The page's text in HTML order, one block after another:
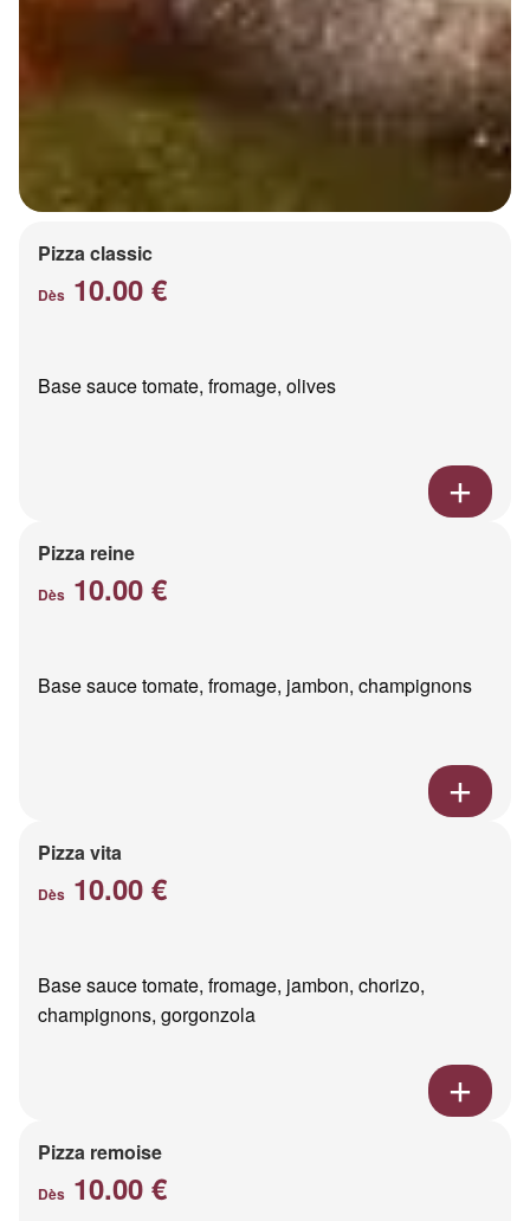
Pizza classic
Dès 10.00 €
Base sauce tomate, fromage, olives
Pizza reine
Dès 10.00 €
Base sauce tomate, fromage, jambon, champignons
Pizza vita
Dès 10.00 €
Base sauce tomate, fromage, jambon, chorizo,
champignons, gorgonzola
Pizza remoise
Dès 10.00 €